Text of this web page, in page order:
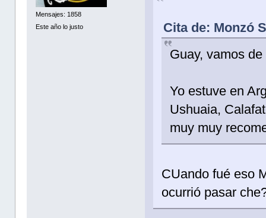
Mensajes: 1858
Este año lo justo
Cita de: Monzó
Guay, vamos
Yo estuve en
Ushuaia,
muy muy
CUando fué eso
ocurrió pasar